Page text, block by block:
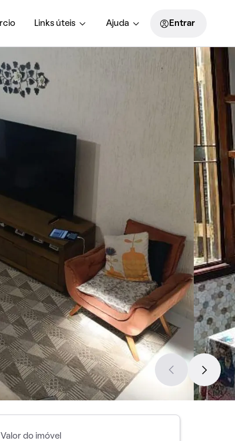
Links úteis Ajuda Entrar
Valor do imóvel